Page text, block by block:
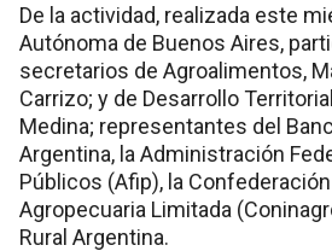
De la actividad, realizada este
Autónoma de Buenos Aires,
secretarios de Agroalimentos,
Carrizo; y de Desarrollo
Medina; representantes del
Argentina, la Administración
Públicos (Afip), la
Agropecuaria Limitada
Rural Argentina.